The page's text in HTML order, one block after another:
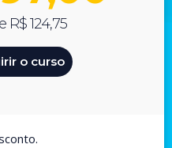
R$ 124,75
o curso